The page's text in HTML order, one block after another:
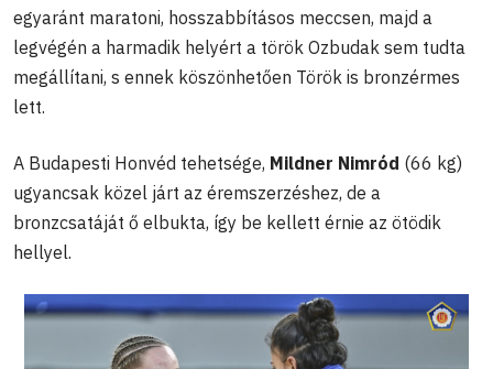
egyaránt maratoni, hosszabbításos meccsen, majd a
legvégén a harmadik helyért a török Ozbudak sem tudta
megállítani, s ennek köszönhetően Török is bronzérmes
lett.
A Budapesti Honvéd tehetsége, Mildner Nimród (66 kg)
ugyancsak közel járt az éremszerzéshez, de a
bronzcsatáját ő elbukta, így be kellett érnie az ötödik
hellyel.